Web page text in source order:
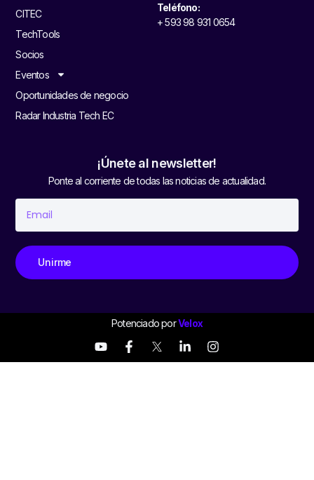
CITEC
TechTools
Socios
Eventos
Oportunidades de negocio
Radar Industria Tech EC
Teléfono:
+ 593 98 931 0654
¡Únete al newsletter!
Ponte al corriente de todas las noticias de actualidad.
Unirme
Potenciado porVelox